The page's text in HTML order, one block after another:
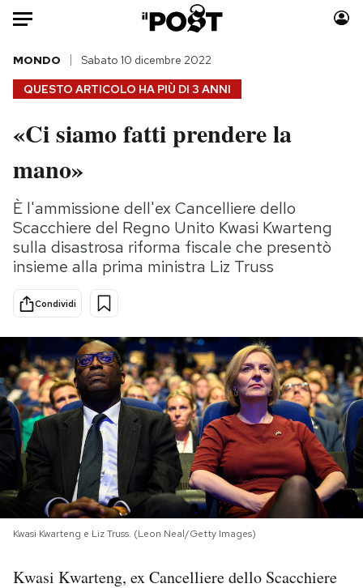
Auto
HOME
Italia
Politica
Tecnologia
Internet
Scienza
Cultura
Economia
Moda
Storie/Idee
Ok Boomer!
Media
Europa
PODCAST
NEWSLETTER
I MIEI PREFERITI
QUESTO ARTICOLO HA PIÙ DI 3 ANNI
MONDO Sabato 10 dicembre 2022
«Ci siamo fatti prendere la
mano»
È l'ammissione dell'ex Cancelliere dello
Scacchiere del Regno Unito Kwasi Kwarteng
sulla disastrosa riforma fiscale che presentò
insieme alla prima ministra Liz Truss
Condividi
Kwasi Kwarteng e Liz Truss. (Leon Neal/Getty Images)
Kwasi Kwarteng, ex Cancelliere dello Scacchiere